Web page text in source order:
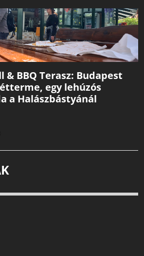
& BBQ Terasz: Budapest
egy lehúzós
a Halászbástyánál